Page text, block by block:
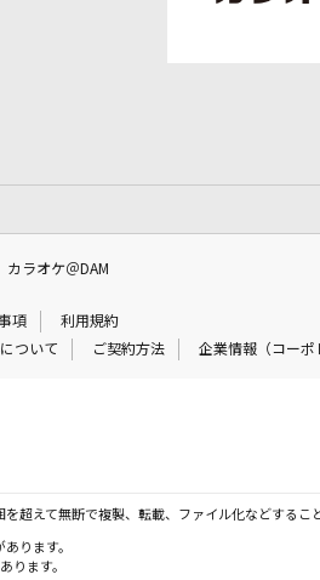
カラオケ＠DAM
項
利用規約
ついて ご契約方法 企業情報（コーポ
超えて無断で複製、転載、ファイル化などするこ
ります。
ります。